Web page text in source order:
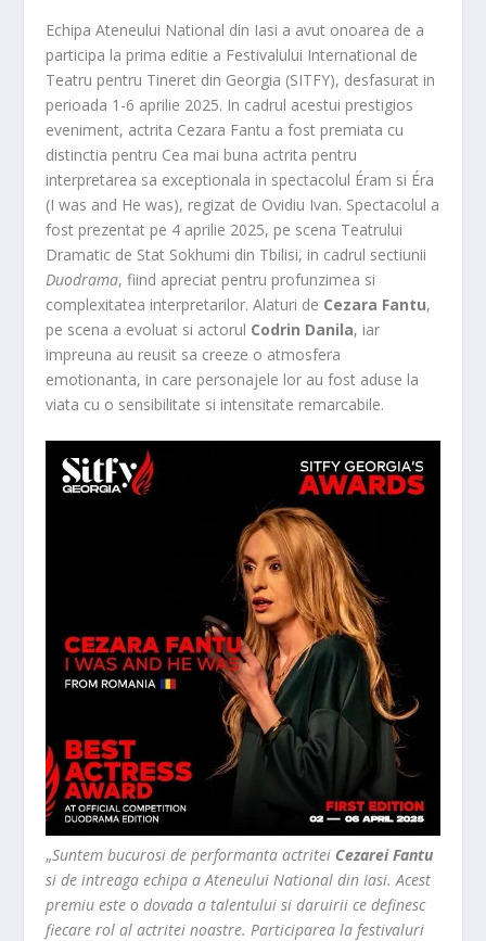
Echipa Ateneului National din Iasi a avut onoarea de a
participa la prima editie a Festivalului International de
Teatru pentru Tineret din Georgia (SITFY), desfasurat in
perioada 1-6 aprilie 2025. In cadrul acestui prestigios
eveniment, actrita Cezara Fantu a fost premiata cu
distinctia pentru Cea mai buna actrita pentru
interpretarea sa exceptionala in spectacolul Éram si Éra
(I was and He was), regizat de Ovidiu Ivan. Spectacolul a
fost prezentat pe 4 aprilie 2025, pe scena Teatrului
Dramatic de Stat Sokhumi din Tbilisi, in cadrul sectiunii
Duodrama, fiind apreciat pentru profunzimea si
complexitatea interpretarilor. Alaturi de Cezara Fantu,
pe scena a evoluat si actorul Codrin Danila, iar
impreuna au reusit sa creeze o atmosfera
emotionanta, in care personajele lor au fost aduse la
viata cu o sensibilitate si intensitate remarcabile.
„Suntem bucurosi de performanta actritei Cezarei Fantu
si de intreaga echipa a Ateneului National din Iasi. Acest
premiu este o dovada a talentului si daruirii ce definesc
fiecare rol al actritei noastre. Participarea la festivaluri